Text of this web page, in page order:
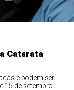
Catarata
e podem ser
15 de setembro